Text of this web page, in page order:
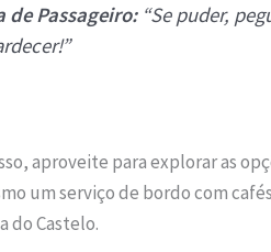
de Passageiro:“Se puder,
aproveite para explorar as
um serviço de bordo com
do Castelo.